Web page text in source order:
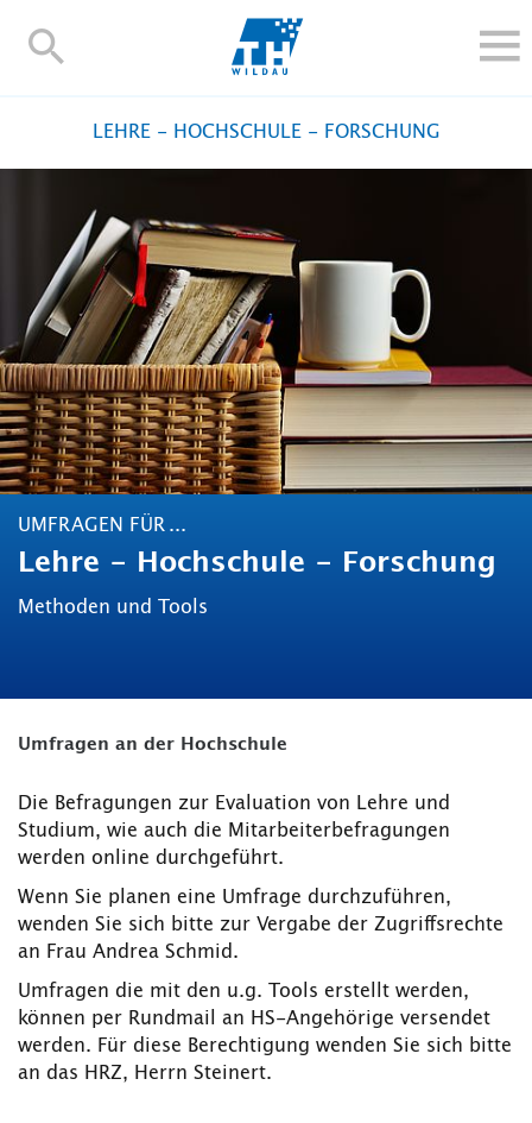
TH-
ALUMNI
HOCHSCHULE
INTERNATIONAL
BESCHÄFTIGTE
Blogs Kontakt und Anfahrt Webmail Moodle
TH Online-Portal Personensuche
LEHRE - HOCHSCHULE - FORSCHUNG
UMFRAGEN FÜR ...
Lehre - Hochschule - Forschung
Methoden und Tools
Umfragen an der Hochschule
Die Befragungen zur Evaluation von Lehre und
Studium, wie auch die Mitarbeiterbefragungen
werden online durchgeführt.
Wenn Sie planen eine Umfrage durchzuführen,
wenden Sie sich bitte zur Vergabe der Zugriffsrechte
an Frau Andrea Schmid.
Umfragen die mit den u.g. Tools erstellt werden,
können per Rundmail an HS-Angehörige versendet
werden. Für diese Berechtigung wenden Sie sich bitte
an das HRZ, Herrn Steinert.